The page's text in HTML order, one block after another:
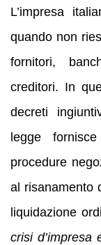
L’impresa
quando non
fornitori,
creditori. In
decreti
legge
procedure
al risanamento
liquidazione
crisi d’impresa